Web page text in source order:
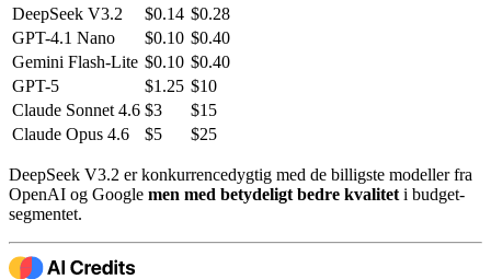
DeepSeek V3.2
$0.14 $0.28
GPT-4.1 Nano
$0.10 $0.40
Gemini Flash-Lite $0.10 $0.40
GPT-5
$1.25 $10
Claude Sonnet 4.6 $3
$15
Claude Opus 4.6
$5 $25
DeepSeek V3.2 er konkurrencedygtig med de billigste modeller fra
OpenAI og Google men med betydeligt bedre kvalitet i budget-
segmentet.